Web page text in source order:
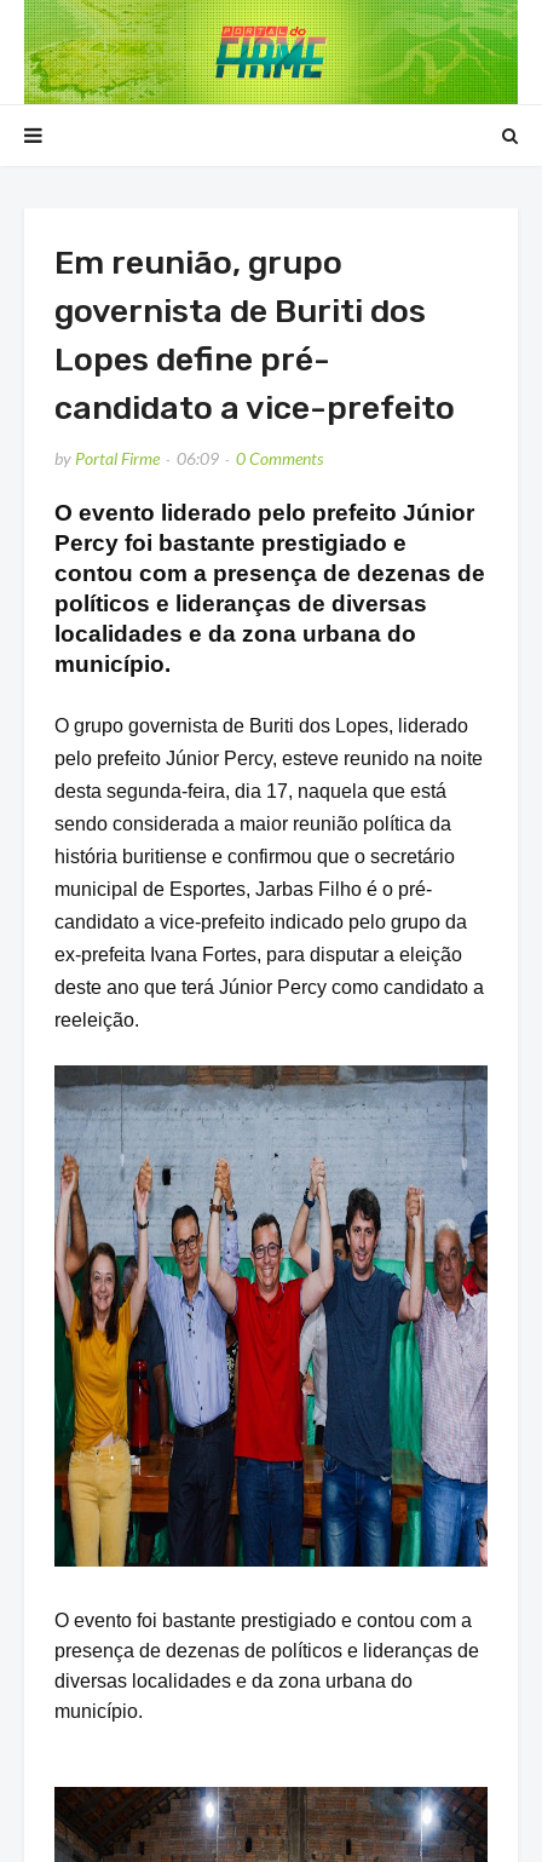
Em reunião, grupo
governista de Buriti dos
Lopes define pré-
candidato a vice-prefeito
byPortal Firme 06:09 0 Comments
O evento liderado pelo prefeito Júnior
Percy foi bastante prestigiado e
contou com a presença de dezenas de
políticos e lideranças de diversas
localidades e da zona urbana do
município.
O grupo governista de Buriti dos Lopes, liderado
pelo prefeito Júnior Percy, esteve reunido na noite
desta segunda-feira, dia 17, naquela que está
sendo considerada a maior reunião política da
história buritiense e confirmou que o secretário
municipal de Esportes, Jarbas Filho é o pré-
candidato a vice-prefeito indicado pelo grupo da
ex-prefeita Ivana Fortes, para disputar a eleição
deste ano que terá Júnior Percy como candidato a
reeleição.
O evento foi bastante prestigiado e contou com a
presença de dezenas de políticos e lideranças de
diversas localidades e da zona urbana do
município.